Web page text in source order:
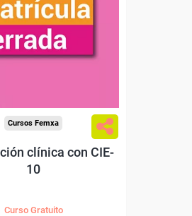
Cursos Femxa
clínica con CIE-
10
Curso Gratuito